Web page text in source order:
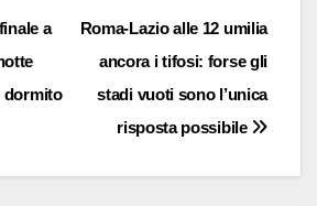
Roma-Lazio alle 12 umilia
ancora i tifosi: forse gli
stadi vuoti sono l’unica
risposta possibile
a
dormito